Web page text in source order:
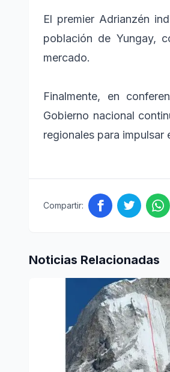
El premier Adrianzén
población de Yungay,
mercado.
Finalmente, en
Gobierno nacional
regionales para impulsar
Compartir:
Noticias Relacionadas